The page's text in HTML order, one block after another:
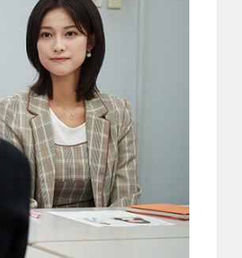
『アイ＝ラブ！げーみんぐ』＝LOV
E齋藤樹愛羅＆佐々木舞香SPインタ
ビュー